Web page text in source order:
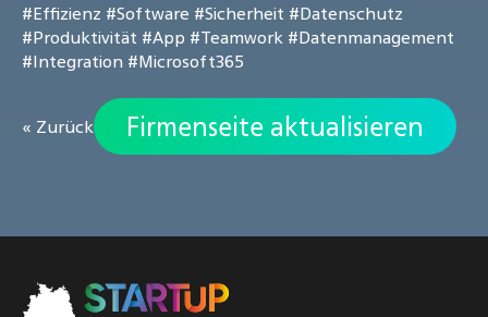
#Effizienz #Software #Sicherheit #Datenschutz
#Produktivität #App #Teamwork #Datenmanagement
#Integration #Microsoft365
« Zurück Firmenseite aktualisieren